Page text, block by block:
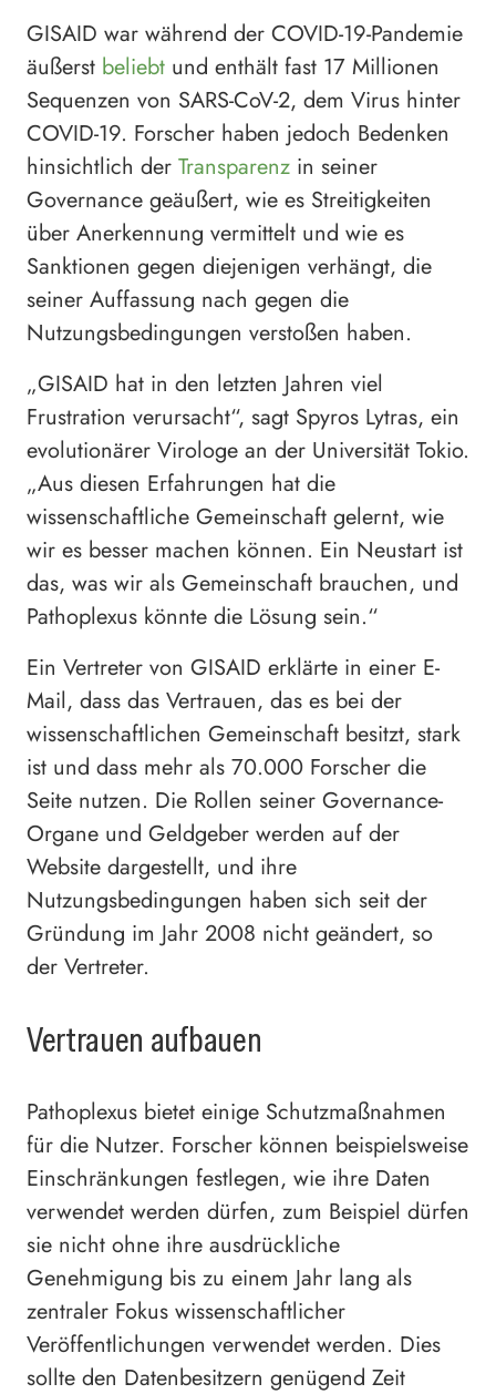
GISAID war während der COVID-19-Pandemie
äußerst beliebt und enthält fast 17 Millionen
Sequenzen von SARS-CoV-2, dem Virus hinter
COVID-19. Forscher haben jedoch Bedenken
hinsichtlich der Transparenz in seiner
Governance geäußert, wie es Streitigkeiten
über Anerkennung vermittelt und wie es
Sanktionen gegen diejenigen verhängt, die
seiner Auffassung nach gegen die
Nutzungsbedingungen verstoßen haben.
„GISAID hat in den letzten Jahren viel
Frustration verursacht“, sagt Spyros Lytras, ein
evolutionärer Virologe an der Universität Tokio.
„Aus diesen Erfahrungen hat die
wissenschaftliche Gemeinschaft gelernt, wie
wir es besser machen können. Ein Neustart ist
das, was wir als Gemeinschaft brauchen, und
Pathoplexus könnte die Lösung sein.“
Ein Vertreter von GISAID erklärte in einer E-
Mail, dass das Vertrauen, das es bei der
wissenschaftlichen Gemeinschaft besitzt, stark
ist und dass mehr als 70.000 Forscher die
Seite nutzen. Die Rollen seiner Governance-
Organe und Geldgeber werden auf der
Website dargestellt, und ihre
Nutzungsbedingungen haben sich seit der
Gründung im Jahr 2008 nicht geändert, so
der Vertreter.
Vertrauen aufbauen
Pathoplexus bietet einige Schutzmaßnahmen
für die Nutzer. Forscher können beispielsweise
Einschränkungen festlegen, wie ihre Daten
verwendet werden dürfen, zum Beispiel dürfen
sie nicht ohne ihre ausdrückliche
Genehmigung bis zu einem Jahr lang als
zentraler Fokus wissenschaftlicher
Veröffentlichungen verwendet werden. Dies
sollte den Datenbesitzern genügend Zeit